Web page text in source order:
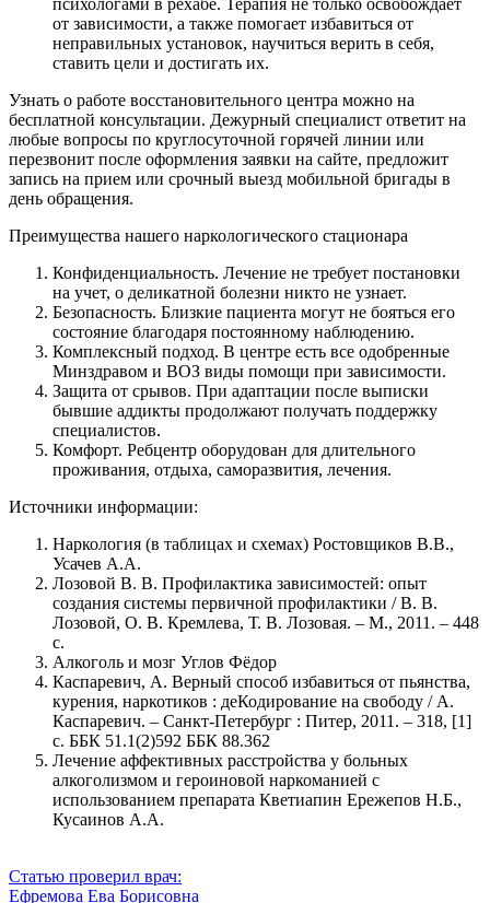
психологами в рехабе. Терапия не только освобождает
от зависимости, а также помогает избавиться от
неправильных установок, научиться верить в себя,
ставить цели и достигать их.
Узнать о работе восстановительного центра можно на
бесплатной консультации. Дежурный специалист ответит на
любые вопросы по круглосуточной горячей линии или
перезвонит после оформления заявки на сайте, предложит
запись на прием или срочный выезд мобильной бригады в
день обращения.
Преимущества нашего наркологического стационара
Конфиденциальность. Лечение не требует постановки
на учет, о деликатной болезни никто не узнает.
Безопасность. Близкие пациента могут не бояться его
состояние благодаря постоянному наблюдению.
Комплексный подход. В центре есть все одобренные
Минздравом и ВОЗ виды помощи при зависимости.
Защита от срывов. При адаптации после выписки
бывшие аддикты продолжают получать поддержку
специалистов.
Комфорт. Ребцентр оборудован для длительного
проживания, отдыха, саморазвития, лечения.
Источники информации:
Наркология (в таблицах и схемах) Ростовщиков В.В.,
Усачев А.А.
Лозовой В. В. Профилактика зависимостей: опыт
создания системы первичной профилактики / В. В.
Лозовой, О. В. Кремлева, Т. В. Лозовая. – М., 2011. – 448
с.
Алкоголь и мозг Углов Фёдор
Каспаревич, А. Верный способ избавиться от пьянства,
курения, наркотиков : деКодирование на свободу / А.
Каспаревич. – Санкт-Петербург : Питер, 2011. – 318, [1]
с. ББК 51.1(2)592 ББК 88.362
Лечение аффективных расстройства у больных
алкоголизмом и героиновой наркоманией с
использованием препарата Кветиапин Ережепов Н.Б.,
Кусаинов А.А.
Статью проверил врач:
Ефремова Ева Борисовна